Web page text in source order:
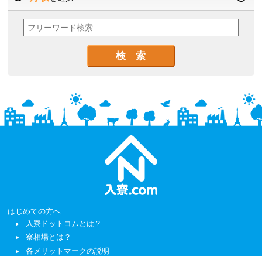
はじめての方へ
入寮ドットコムとは？
寮相場とは？
各メリットマークの説明